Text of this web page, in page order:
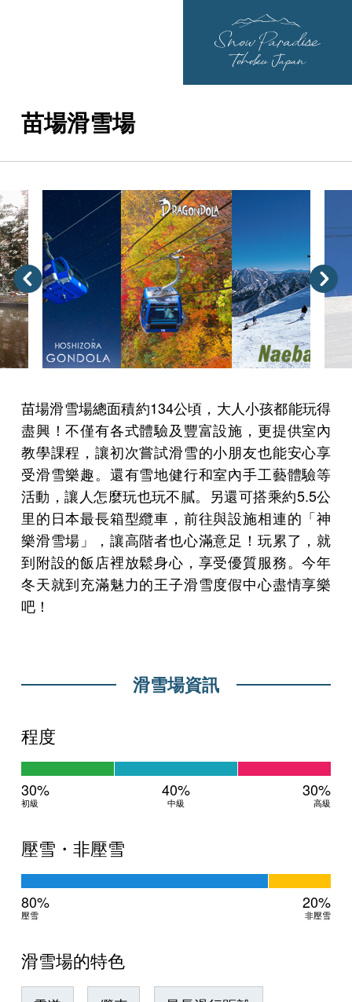
苗場滑雪場
苗場滑雪場總面積約134公頃，大人小孩都能玩得
盡興！不僅有各式體驗及豐富設施，更提供室內
教學課程，讓初次嘗試滑雪的小朋友也能安心享
受滑雪樂趣。還有雪地健行和室內手工藝體驗等
活動，讓人怎麼玩也玩不膩。另還可搭乘約5.5公
里的日本最長箱型纜車，前往與設施相連的「神
樂滑雪場」，讓高階者也心滿意足！玩累了，就
到附設的飯店裡放鬆身心，享受優質服務。今年
冬天就到充滿魅力的王子滑雪度假中心盡情享樂
吧！
滑雪場資訊
程度
30%
初級
40%
中級
30%
高級
壓雪・非壓雪
80%
壓雪
20%
非壓雪
滑雪場的特色